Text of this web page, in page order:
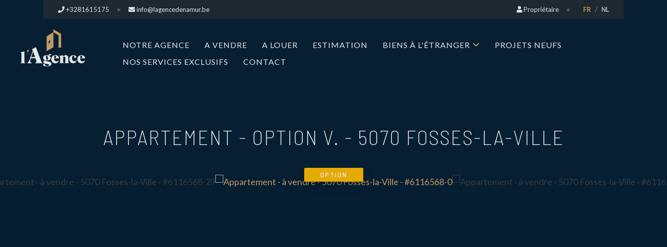
+3281615175 info@lagencedenamur.be Propriétaire FR NL
NOTRE AGENCE A VENDRE A LOUER ESTIMATION BIENS À L'ÉTRANGER
PROJETS NEUFS
NOS SERVICES EXCLUSIFS
CONTACT
APPARTEMENT - OPTION V. - 5070 FOSSES-LA-VILLE
OPTION